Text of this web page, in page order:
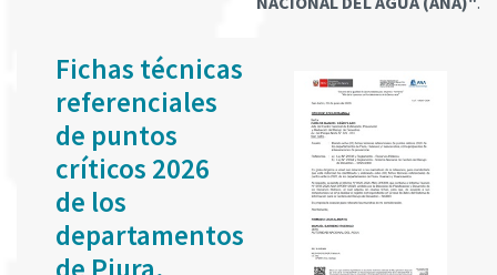
Fichas técnicas
referenciales
de puntos
críticos 2026
de los
departamentos